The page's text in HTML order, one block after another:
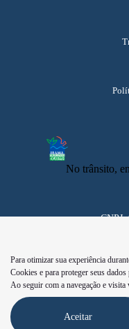
No trânsito,
CNPJ:
Para otimizar sua experiência
Cookies e para proteger seus
Ao seguir com a navegação e
Aceitar